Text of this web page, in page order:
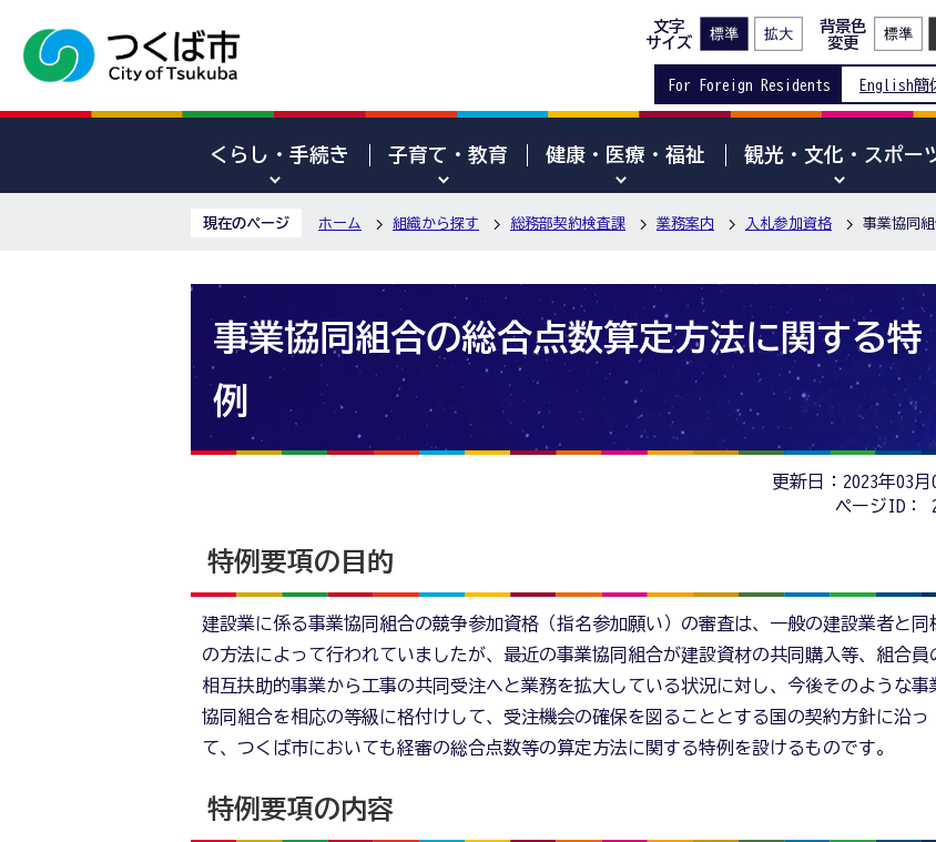
文字
サイズ
背景色
変更
For Foreign Residents English簡
くらし・手続き 子育て・教育 健康・医療・福祉 観光・文化・スポー
現在のページ ホーム 組織から探す 総務部契約検査課 業務案内 入札参加資格 事業協同
事業協同組合の総合点数算定方法に関する特
例
更新日：2023年03月
ページID：
特例要項の目的
建設業に係る事業協同組合の競争参加資格（指名参加願い）の審査は、一般の建設業者と同
の方法によって行われていましたが、最近の事業協同組合が建設資材の共同購入等、組合員
相互扶助的事業から工事の共同受注へと業務を拡大している状況に対し、今後そのような事
協同組合を相応の等級に格付けして、受注機会の確保を図ることとする国の契約方針に沿っ
て、つくば市においても経審の総合点数等の算定方法に関する特例を設けるものです。
特例要項の内容